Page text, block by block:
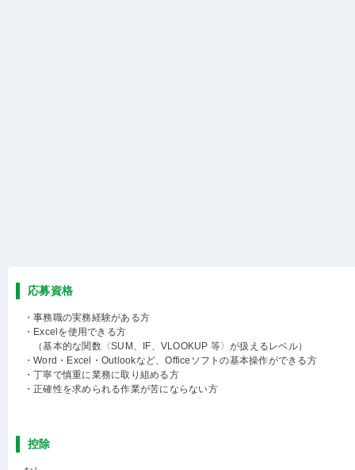
応募資格
・事務職の実務経験がある方
・Excelを使用できる方
（基本的な関数〈SUM、IF、VLOOKUP 等〉が扱えるレベル）
・Word・Excel・Outlookなど、Officeソフトの基本操作ができる方
・丁寧で慎重に業務に取り組める方
・正確性を求められる作業が苦にならない方
控除